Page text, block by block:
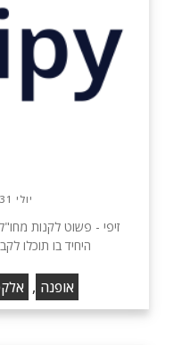
יולי 31, 2018
היחיד בו תוכלו
אופנה ,